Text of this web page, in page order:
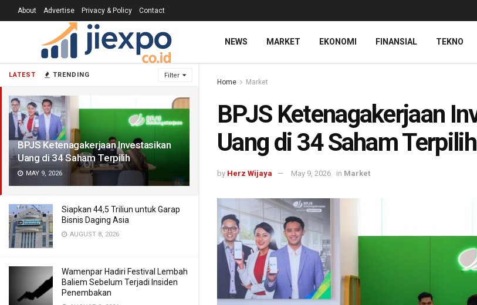
LATEST TRENDING Filter
BPJS Ketenagakerjaan Investasikan
Uang di 34 Saham Terpilih
MAY 9, 2026
Siapkan 44,5 Triliun untuk Garap
Bisnis Daging Asia
AUGUST 8, 2026
Wamenpar Hadiri Festival Lembah
Baliem Sebelum Terjadi Insiden
Penembakan
About Advertise Privacy & Policy Contact
NEWS MARKET EKONOMI FINANSIAL TEKNO
Home Market
BPJS Ketenagakerjaan
Uang di 34 Saham Terpilih
by Herz Wijaya May 9, 2026 in Market